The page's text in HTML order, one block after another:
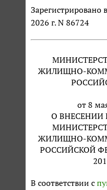
2026 г. N 86724
ЖИЛИЩНО-
от 8
О ВНЕСЕНИИ
ЖИЛИЩНО-
РОССИЙСКОЙ
В соответствии с